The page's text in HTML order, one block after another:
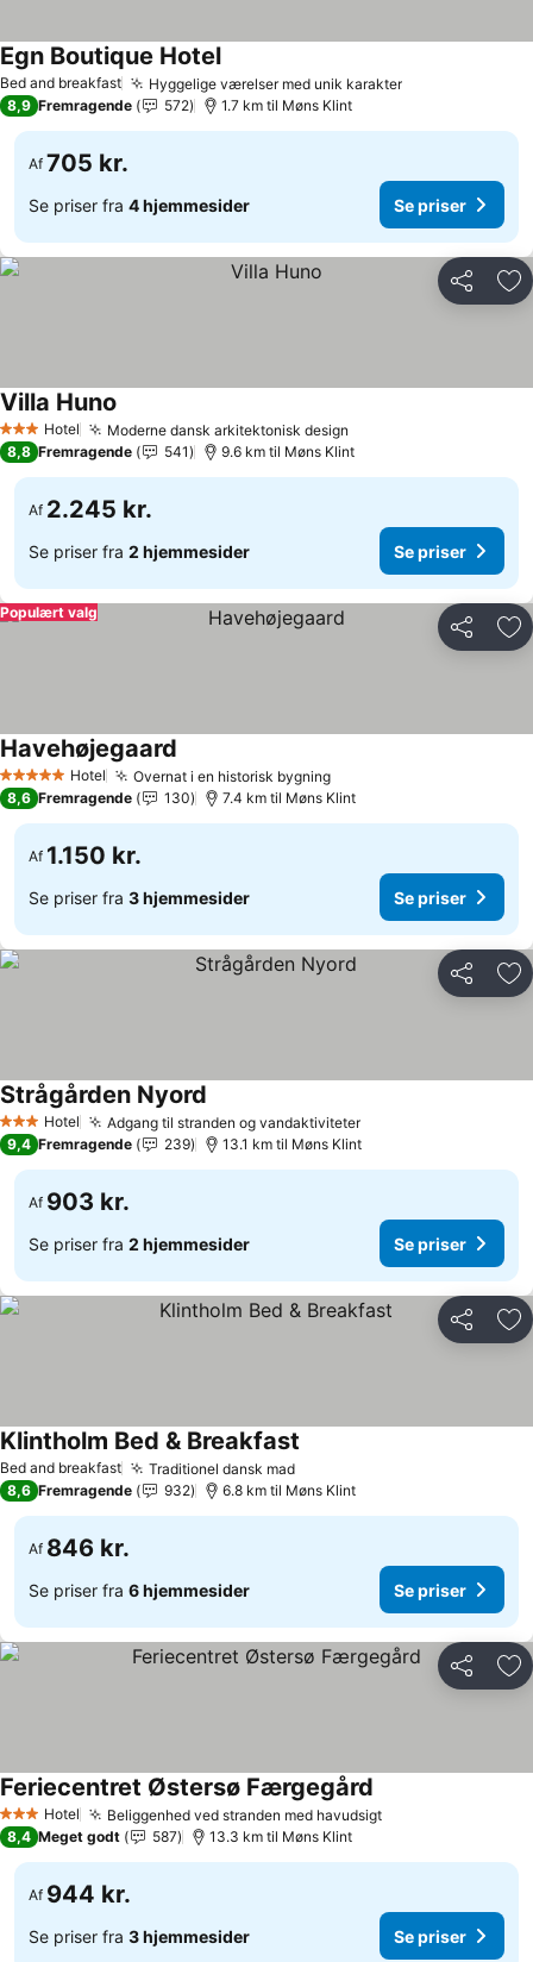
Bed and breakfast Hyggelige værelser med unik karakter
Egn Boutique Hotel
8,9 Fremragende 572 1.7 km til Møns Klint
Af 705 kr.
Se priser fra 4 hjemmesider Se priser
Del
3 StjernerHotel Moderne dansk arkitektonisk design
Villa Huno
8,8 Fremragende 541 9.6 km til Møns Klint
Af 2.245 kr.
Se priser fra 2 hjemmesider Se priser
Del
Populært valg
5 Stjerner Hotel Overnat i en historisk bygning
Havehøjegaard
8,6 Fremragende 130 7.4 km til Møns Klint
Af 1.150 kr.
Se priser fra 3 hjemmesider Se priser
Del
3 StjernerHotel Adgang til stranden og vandaktiviteter
Strågården Nyord
9,4 Fremragende 239 13.1 km til Møns Klint
Af 903 kr.
Se priser fra 2 hjemmesider Se priser
Del
Bed and breakfast Traditionel dansk mad
Klintholm Bed & Breakfast
8,6 Fremragende 932 6.8 km til Møns Klint
Af 846 kr.
Se priser fra 6 hjemmesider Se priser
Del
3 StjernerHotel Beliggenhed ved stranden med havudsigt
Feriecentret Østersø Færgegård
8,4 Meget godt 587 13.3 km til Møns Klint
Af 944 kr.
Se priser fra 3 hjemmesider Se priser